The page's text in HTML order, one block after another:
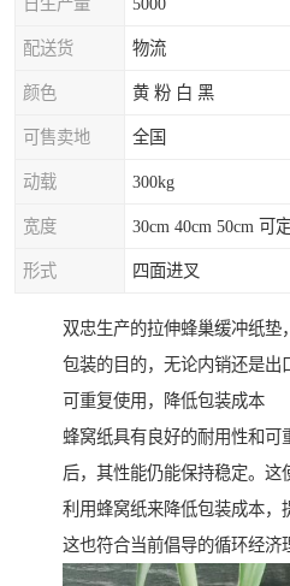
配送货 物流
颜色 黄 粉 白 黑
可售卖地 全国
动载 300kg
宽度 30cm 40cm 50cm 可
形式 四面进叉
双忠生产的拉伸蜂巢缓冲纸垫
包装的目的，无论内销还是出
可重复使用，降低包装成本
蜂窝纸具有良好的耐用性和可
后，其性能仍能保持稳定。这
利用蜂窝纸来降低包装成本，
这也符合当前倡导的循环经济